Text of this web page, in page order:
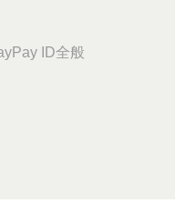
ID全般